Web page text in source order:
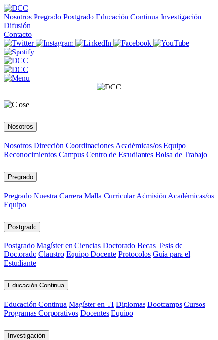
Nosotros Pregrado Postgrado Educación Continua Investigación
Difusión
Contacto
Nosotros
Nosotros Dirección Coordinaciones Académicas/os Equipo
Reconocimientos Campus Centro de Estudiantes Bolsa de Trabajo
Pregrado
Pregrado Nuestra Carrera Malla Curricular Admisión Académicas/os
Equipo
Postgrado
Postgrado Magíster en Ciencias Doctorado Becas Tesis de
Doctorado Claustro Equipo Docente Protocolos Guía para el
Estudiante
Educación Continua
Educación Continua Magíster en TI Diplomas Bootcamps Cursos
Programas Corporativos Docentes Equipo
Investigación